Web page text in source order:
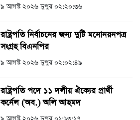
৯ আগস্ট ২০২৬ দুপুর ০২:২০:৩৬
রাষ্ট্রপতি নির্বাচনের জন্য দুটি মনোনয়নপত্র
সংগ্রহ বিএনপির
৯ আগস্ট ২০২৬ দুপুর ০২:০২:৪৯
রাষ্ট্রপতি পদে ১১ দলীয় ঐক্যের প্রার্থী
কর্নেল (অব.) অলি আহমদ